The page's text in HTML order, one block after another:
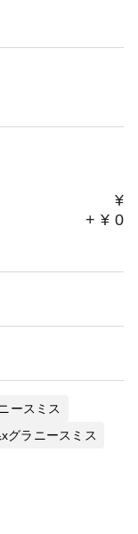
¥
+ ¥ 0
ースミス
グラニースミス